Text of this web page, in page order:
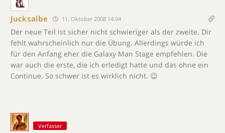
Jucksalbe 11. Oktober 2008 14:04
Der neue Teil ist sicher nicht schwieriger als der zweite. Dir
fehlt wahrscheinlich nur die Übung. Allerdings würde ich
für den Anfang eher die Galaxy Man Stage empfehlen. Die
war auch die erste, die ich erledigt hatte und das ohne ein
Continue. So schwer ist es wirklich nicht. 😉
Verfasser